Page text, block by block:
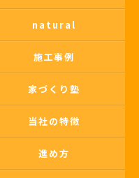
natural
施工事例
家づくり塾
当社の特徴
進め方